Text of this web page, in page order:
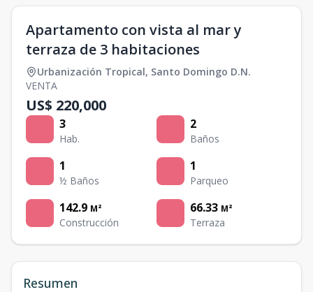
Apartamento con vista al mar y
terraza de 3 habitaciones
Urbanización Tropical, Santo Domingo D.N.
VENTA
US$ 220,000
3
Hab.
2
Baños
1
½ Baños
1
Parqueo
142.9 M²
Construcción
66.33 M²
Terraza
Resumen